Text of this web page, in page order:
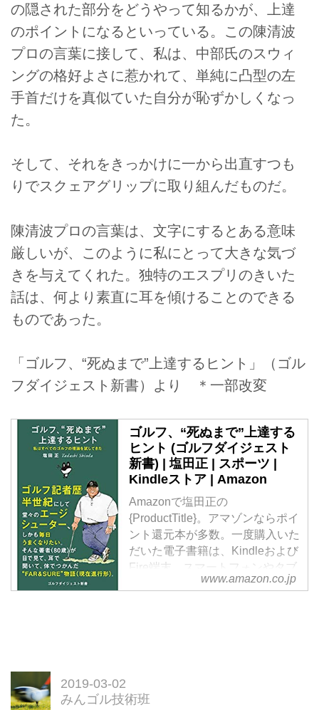
の隠された部分をどうやって知るかが、上達
のポイントになるといっている。この陳清波
プロの言葉に接して、私は、中部氏のスウィ
ングの格好よさに惹かれて、単純に凸型の左
手首だけを真似ていた自分が恥ずかしくなっ
た。
そして、それをきっかけに一から出直すつも
りでスクェアグリップに取り組んだものだ。
陳清波プロの言葉は、文字にするとある意味
厳しいが、このように私にとって大きな気づ
きを与えてくれた。独特のエスプリのきいた
話は、何より素直に耳を傾けることのできる
ものであった。
「ゴルフ、“死ぬまで”上達するヒント」（ゴル
フダイジェスト新書）より ＊一部改変
ゴルフ、“死ぬまで”上達する
ヒント (ゴルフダイジェスト
新書) | 塩田正 | スポーツ |
Kindleストア | Amazon
Amazonで塩田正の
{ProductTitle}。アマゾンならポイ
ント還元本が多数。一度購入いた
だいた電子書籍は、Kindleおよび
Fire端末、スマートフォンやタブ
レットなど、様々な端末でもお楽
www.amazon.co.jp
2019-03-02
みんゴル技術班